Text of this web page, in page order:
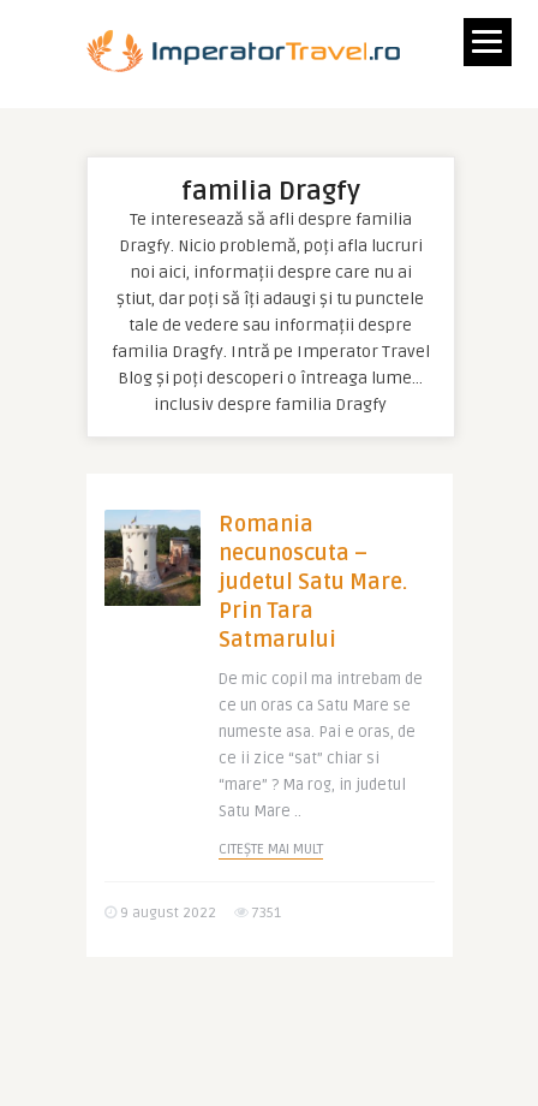
familia Dragfy
Te interesează să afli despre familia
Dragfy. Nicio problemă, poți afla lucruri
noi aici, informații despre care nu ai
știut, dar poți să îți adaugi și tu punctele
tale de vedere sau informații despre
familia Dragfy. Intră pe Imperator Travel
Blog și poți descoperi o întreaga lume…
inclusiv despre familia Dragfy
Romania
necunoscuta –
judetul Satu Mare.
Prin Tara
Satmarului
De mic copil ma intrebam de
ce un oras ca Satu Mare se
numeste asa. Pai e oras, de
ce ii zice “sat” chiar si
“mare” ? Ma rog, in judetul
Satu Mare ..
CITEȘTE MAI MULT
9 august 2022 7351